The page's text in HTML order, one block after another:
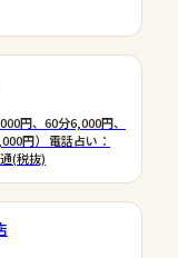
円、60分6,000円、
円） 電話占い：
(税抜)